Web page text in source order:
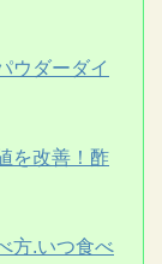
ウダーダイ
を改善！酢
方.いつ食べ